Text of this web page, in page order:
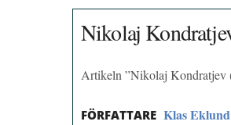
Nikolaj
Artikeln ”Nikolaj Kondratjev
FÖRFATTARE Klas Eklund